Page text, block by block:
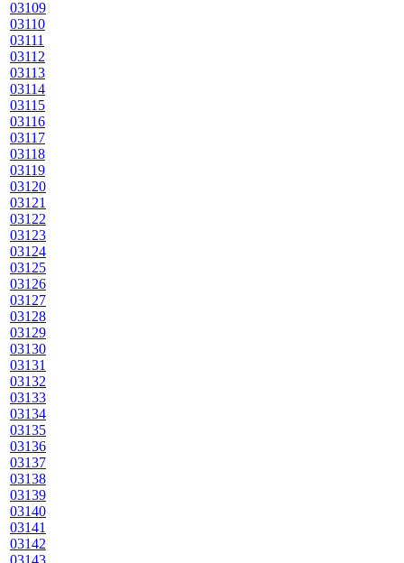
03109
03110
03111
03112
03113
03114
03115
03116
03117
03118
03119
03120
03121
03122
03123
03124
03125
03126
03127
03128
03129
03130
03131
03132
03133
03134
03135
03136
03137
03138
03139
03140
03141
03142
03143